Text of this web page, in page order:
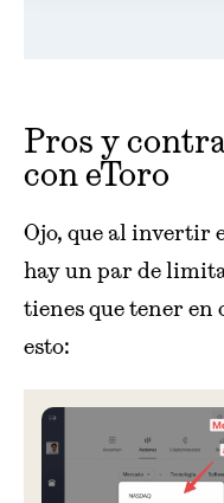
Pros y
con eToro
Ojo, que al invertir
hay un par de
tienes que tener en
esto: